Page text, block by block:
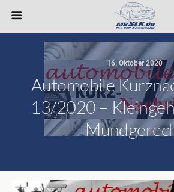
16. Oktober 2020
Automobile
13/2020 –